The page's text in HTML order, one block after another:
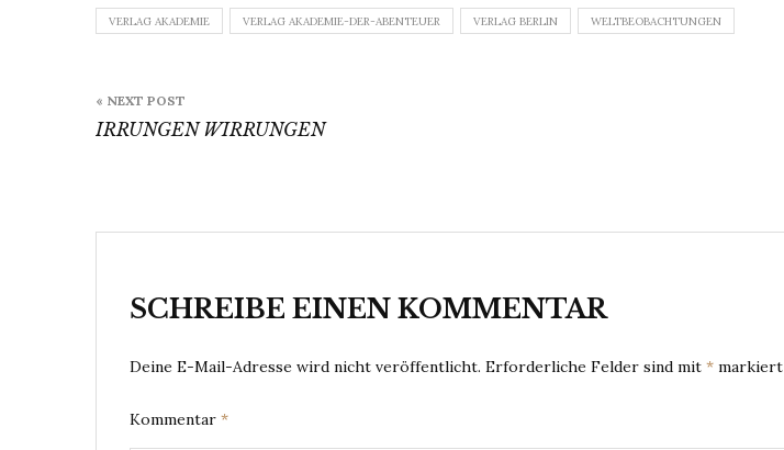
VERLAG AKADEMIE VERLAG AKADEMIE-DER-ABENTEUER VERLAG BERLIN WELTBEOBACHTUNGEN
« NEXT POST
IRRUNGEN WIRRUNGEN
SCHREIBE EINEN KOMMENTAR
Deine E-Mail-Adresse wird nicht veröffentlicht. Erforderliche Felder sind mit * markiert
Kommentar *